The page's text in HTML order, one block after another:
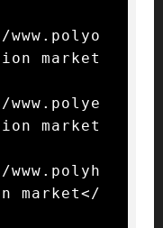
market
market
market</